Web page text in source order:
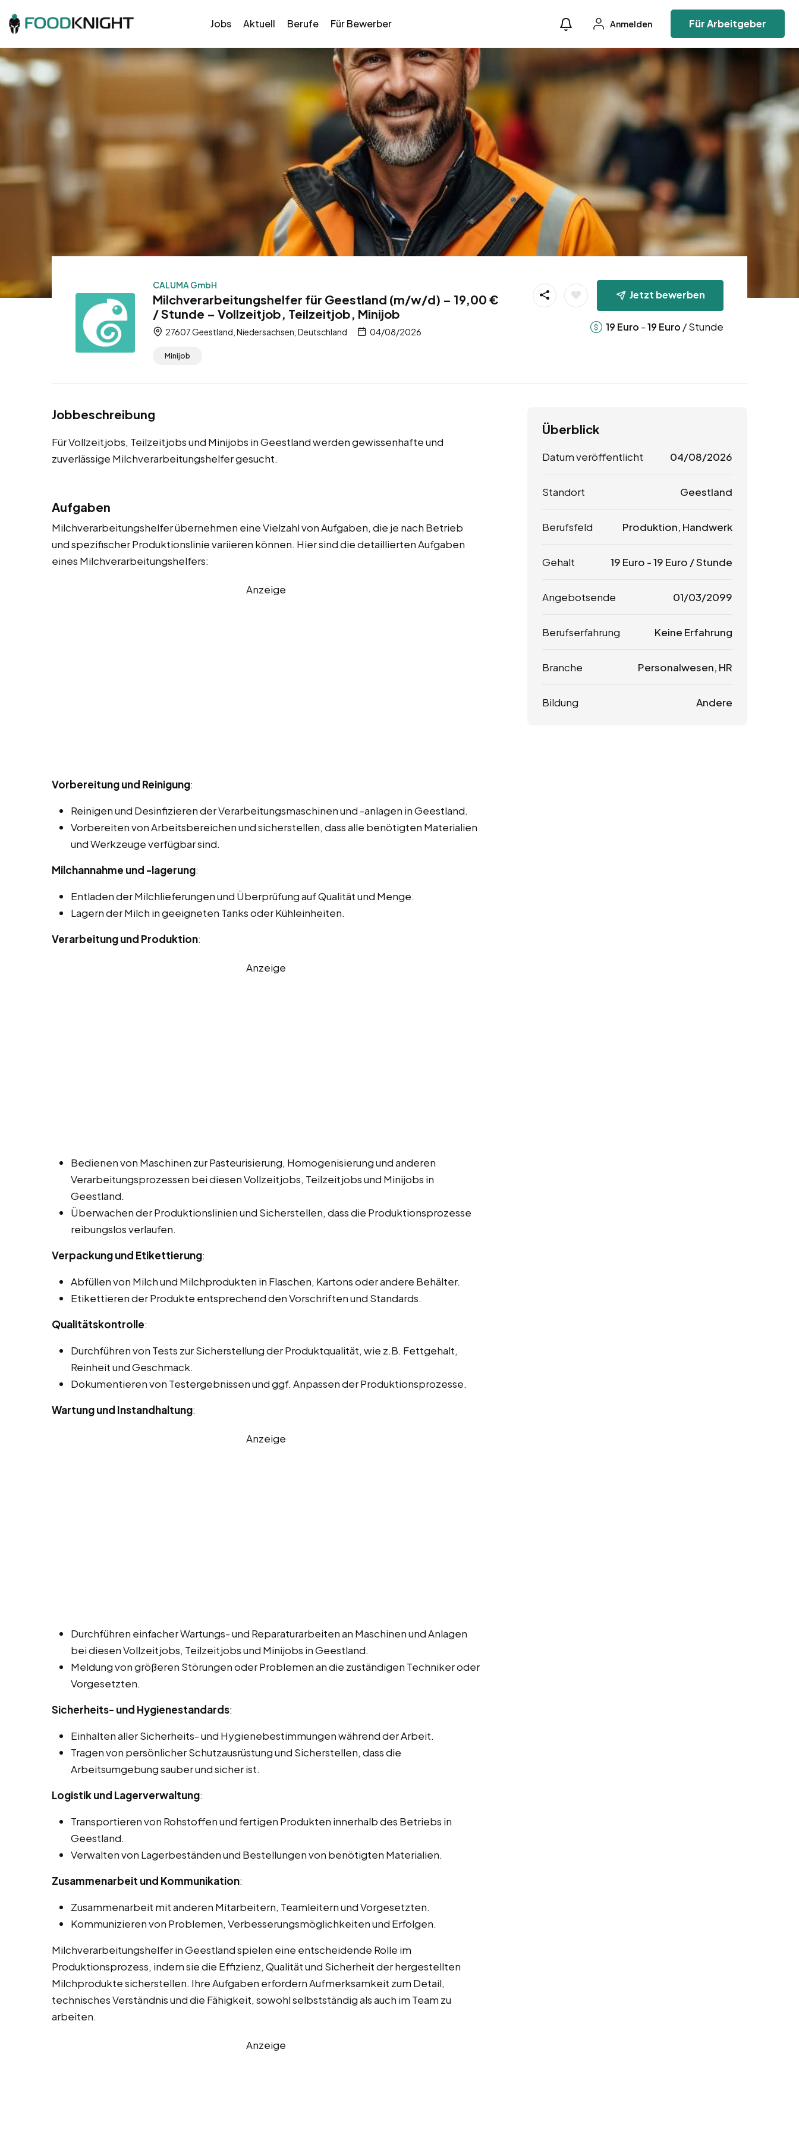
Jobs Aktuell Berufe Für Bewerber Anmelden Für Arbeitgeber
CALUMA GmbH
Milchverarbeitungshelfer für Geestland (m/w/d) – 19,00 €
/ Stunde – Vollzeitjob, Teilzeitjob, Minijob
27607 Geestland, Niedersachsen, Deutschland 04/08/2026
Minijob
Jetzt bewerben
19 Euro -19 Euro / Stunde
Jobbeschreibung
Für Vollzeitjobs, Teilzeitjobs und Minijobs in Geestland werden gewissenhafte und
zuverlässige Milchverarbeitungshelfer gesucht.
Aufgaben
Milchverarbeitungshelfer übernehmen eine Vielzahl von Aufgaben, die je nach Betrieb
und spezifischer Produktionslinie variieren können. Hier sind die detaillierten Aufgaben
eines Milchverarbeitungshelfers:
Anzeige
Vorbereitung und Reinigung:
Reinigen und Desinfizieren der Verarbeitungsmaschinen und -anlagen in Geestland.
Vorbereiten von Arbeitsbereichen und sicherstellen, dass alle benötigten Materialien
und Werkzeuge verfügbar sind.
Milchannahme und -lagerung:
Entladen der Milchlieferungen und Überprüfung auf Qualität und Menge.
Lagern der Milch in geeigneten Tanks oder Kühleinheiten.
Verarbeitung und Produktion:
Anzeige
Bedienen von Maschinen zur Pasteurisierung, Homogenisierung und anderen
Verarbeitungsprozessen bei diesen Vollzeitjobs, Teilzeitjobs und Minijobs in
Geestland.
Überwachen der Produktionslinien und Sicherstellen, dass die Produktionsprozesse
reibungslos verlaufen.
Verpackung und Etikettierung:
Abfüllen von Milch und Milchprodukten in Flaschen, Kartons oder andere Behälter.
Etikettieren der Produkte entsprechend den Vorschriften und Standards.
Qualitätskontrolle:
Durchführen von Tests zur Sicherstellung der Produktqualität, wie z.B. Fettgehalt,
Reinheit und Geschmack.
Dokumentieren von Testergebnissen und ggf. Anpassen der Produktionsprozesse.
Wartung und Instandhaltung:
Anzeige
Durchführen einfacher Wartungs- und Reparaturarbeiten an Maschinen und Anlagen
bei diesen Vollzeitjobs, Teilzeitjobs und Minijobs in Geestland.
Meldung von größeren Störungen oder Problemen an die zuständigen Techniker oder
Vorgesetzten.
Sicherheits- und Hygienestandards:
Einhalten aller Sicherheits- und Hygienebestimmungen während der Arbeit.
Tragen von persönlicher Schutzausrüstung und Sicherstellen, dass die
Arbeitsumgebung sauber und sicher ist.
Logistik und Lagerverwaltung:
Transportieren von Rohstoffen und fertigen Produkten innerhalb des Betriebs in
Geestland.
Verwalten von Lagerbeständen und Bestellungen von benötigten Materialien.
Zusammenarbeit und Kommunikation:
Zusammenarbeit mit anderen Mitarbeitern, Teamleitern und Vorgesetzten.
Kommunizieren von Problemen, Verbesserungsmöglichkeiten und Erfolgen.
Milchverarbeitungshelfer in Geestland spielen eine entscheidende Rolle im
Produktionsprozess, indem sie die Effizienz, Qualität und Sicherheit der hergestellten
Milchprodukte sicherstellen. Ihre Aufgaben erfordern Aufmerksamkeit zum Detail,
technisches Verständnis und die Fähigkeit, sowohl selbstständig als auch im Team zu
arbeiten.
Anzeige
Überblick
Datum veröffentlicht 04/08/2026
Standort Geestland
Berufsfeld Produktion, Handwerk
Gehalt 19 Euro -19 Euro / Stunde
Angebotsende 01/03/2099
Berufserfahrung Keine Erfahrung
Branche Personalwesen, HR
Bildung Andere